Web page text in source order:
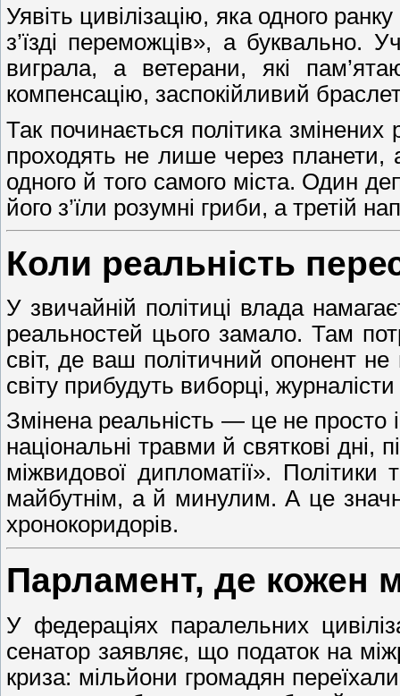
Уявіть цивілізацію, яка одного
з’їзді переможців», а буквально.
виграла, а ветерани, які
компенсацію, заспокійливий
Так починається політика
проходять не лише через планети,
одного й того самого міста. Один
його з’їли розумні гриби, а третій
Коли реальність
У звичайній політиці влада
реальностей цього замало. Там
світ, де ваш політичний опонент
світу прибудуть виборці,
Змінена реальність — це не просто
національні травми й святкові
міжвидової дипломатії».
майбутнім, а й минулим. А це
хронокоридорів.
Парламент, де кожен
У федераціях паралельних
сенатор заявляє, що податок на
криза: мільйони громадян